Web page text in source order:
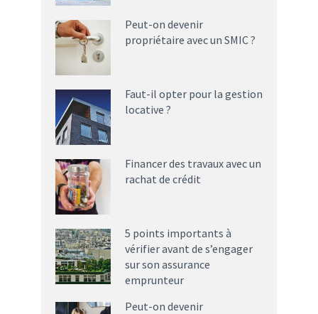
Peut-on devenir
propriétaire avec un SMIC ?
Faut-il opter pour la gestion
locative ?
Financer des travaux avec un
rachat de crédit
5 points importants à
vérifier avant de s’engager
sur son assurance
emprunteur
Peut-on devenir